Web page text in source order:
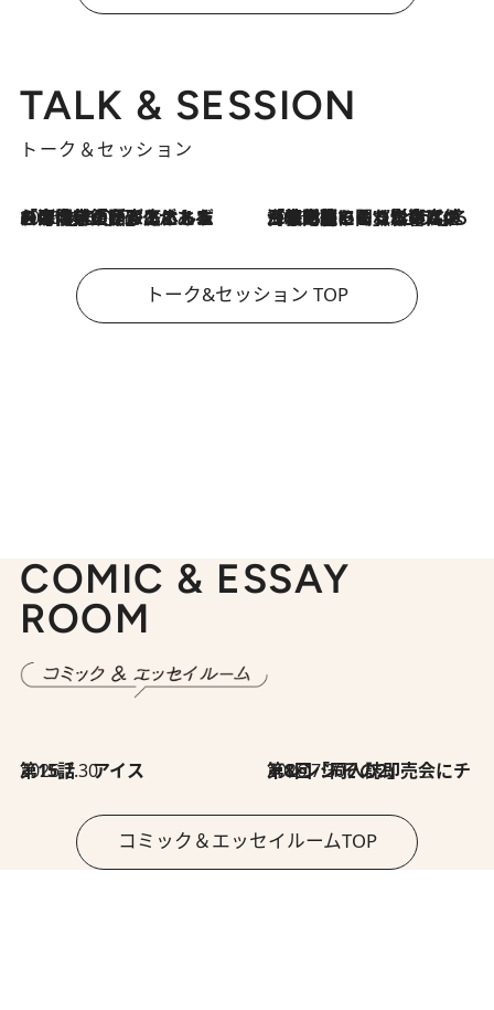
TALK & SESSION
トーク＆セッション
2026.8.3
「今後値上げがあるとすれば…」「リスクがあるのは今年の冬」エネルギー専門家が語る、ホルムズ海峡封鎖が家庭にもたらす“ある心配” 2026.8.3
「住宅建てられない…」「サーチャージ料の高値が続いている」ホルムズ海峡封鎖による影響はいつまで続く？《エネルギー専門家に聞く“どうなる日本の暮らし”》
トーク&セッション TOP
COMIC & ESSAY
ROOM
2026.7.30
第15話 アイス 2026.7.30
第8回「同人誌即売会にチャレンジ その2」
コミック＆エッセイルームTOP